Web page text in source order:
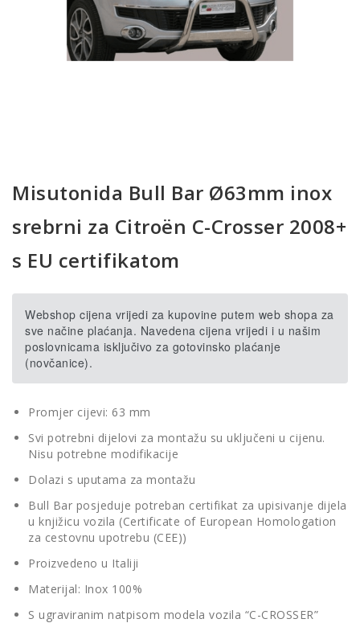
Misutonida Bull Bar Ø63mm inox
srebrni za Citroën C-Crosser 2008+
s EU certifikatom
Webshop cijena vrijedi za kupovine putem web shopa za
sve načine plaćanja. Navedena cijena vrijedi i u našim
poslovnicama isključivo za gotovinsko plaćanje
(novčanice).
Promjer cijevi: 63 mm
Svi potrebni dijelovi za montažu su uključeni u cijenu.
Nisu potrebne modifikacije
Dolazi s uputama za montažu
Bull Bar posjeduje potreban certifikat za upisivanje dijela
u knjižicu vozila (Certificate of European Homologation
za cestovnu upotrebu (CEE))
Proizvedeno u Italiji
Materijal: Inox 100%
S ugraviranim natpisom modela vozila “C-CROSSER”